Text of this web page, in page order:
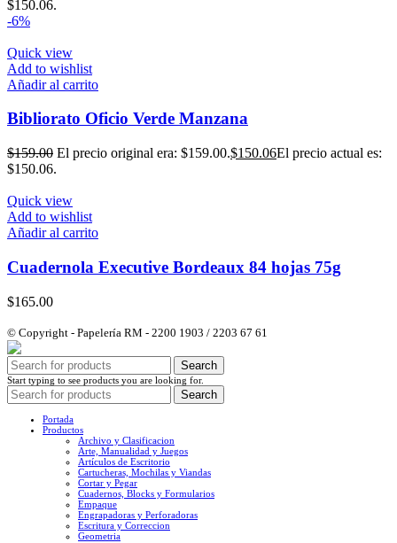
$150.06.
-6%
Quick view
Add to wishlist
Añadir al carrito
Bibliorato Oficio Verde Manzana
$159.00 El precio original era: $159.00.$150.06El precio actual es:
$150.06.
Quick view
Add to wishlist
Añadir al carrito
Cuadernola Executive Bordeaux 84 hojas 75g
$165.00
© Copyright - Papelería RM - 2200 1903 / 2203 67 61
Search
Start typing to see products you are looking for.
Search
Portada
Productos
Archivo y Clasificacion
Arte, Manualidad y Juegos
Artículos de Escritorio
Cartucheras, Mochilas y Viandas
Cortar y Pegar
Cuadernos, Blocks y Formularios
Empaque
Engrapadoras y Perforadoras
Escritura y Correccion
Geometria